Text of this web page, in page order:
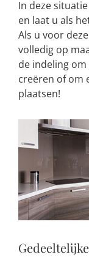
In deze
en laat u als
Als u voor
volledig op
de indeling
creëren of om
plaatsen!